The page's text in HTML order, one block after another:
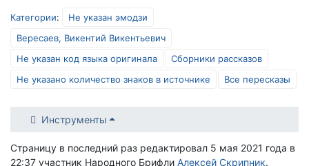
Категории:
Не указан эмодзи
Вересаев, Викентий Викентьевич
Не указан код языка оригинала
Сборники рассказов
Не указано количество знаков в источнике
Все пересказы
Инструменты
Страницу в последний раз редактировал 5 мая 2021 года в
22:37 участник Народного Брифли Алексей Скрипник.